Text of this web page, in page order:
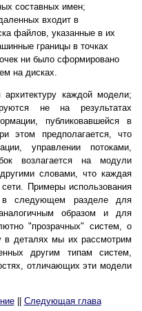
составных имен;
входит в
файлов, указанные в их
границы в точках
ни было сформировано
на дисках.
каждой модели;
не на результатах
публиковавшейся в
этом предполагается, что
управлении потоками,
возлагается на модули
словами, что каждая
Примеры использования
в следующем разделе для
образом и для
"прозрачных" систем, о
в деталях мы их рассмотрим
другим типам систем,
отличающих эти модели
|| Следующая глава